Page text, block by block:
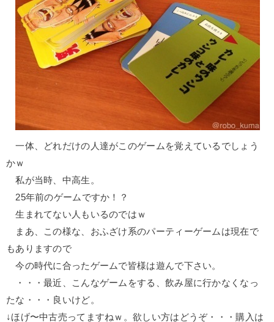
一体、どれだけの人達がこのゲームを覚えているでしょう
かｗ
私が当時、中高生。
25年前のゲームですか！？
生まれてない人もいるのではｗ
まあ、この様な、おふざけ系のパーティーゲームは現在で
もありますので
今の時代に合ったゲームで皆様は遊んで下さい。
・・・最近、こんなゲームをする、飲み屋に行かなくなっ
たな・・・良いけど。
↓ほげ〜中古売ってますねｗ。欲しい方はどうぞ・・・購入は